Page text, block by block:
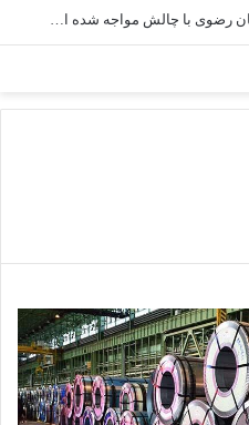
ادامه فعالیت داروخانه‌های خراسان رضوی با چالش مواجه شده است